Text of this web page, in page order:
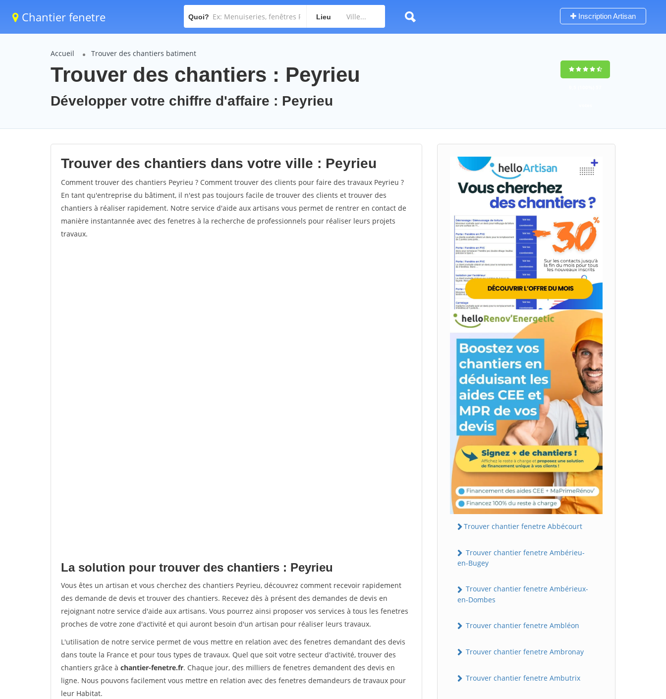
Chantier fenetre Quoi? Lieu Inscription Artisan
Accueil Trouver des chantiers batiment
Trouver des chantiers : Peyrieu
Développer votre chiffre d'affaire : Peyrieu
Trouver des chantiers dans votre ville : Peyrieu
Comment trouver des chantiers Peyrieu ? Comment trouver des clients pour faire des travaux Peyrieu ?
En tant qu'entreprise du bâtiment, il n'est pas toujours facile de trouver des clients et trouver des
chantiers à réaliser rapidement. Notre service d'aide aux artisans vous permet de rentrer en contact de
manière instantannée avec des fenetres à la recherche de professionnels pour réaliser leurs projets
travaux.
La solution pour trouver des chantiers : Peyrieu
Vous êtes un artisan et vous cherchez des chantiers Peyrieu, découvrez comment recevoir rapidement
des demande de devis et trouver des chantiers. Recevez dès à présent des demandes de devis en
rejoignant notre service d'aide aux artisans. Vous pourrez ainsi proposer vos services à tous les fenetres
proches de votre zone d'activité et qui auront besoin d'un artisan pour réaliser leurs travaux.
L'utilisation de notre service permet de vous mettre en relation avec des fenetres demandant des devis
dans toute la France et pour tous types de travaux. Quel que soit votre secteur d'activité, trouver des
chantiers grâce à chantier-fenetre.fr. Chaque jour, des milliers de fenetres demandent des devis en
ligne. Nous pouvons facilement vous mettre en relation avec des fenetres demandeurs de travaux pour
leur Habitat.
Trouver chantier fenetre Abbécourt
Trouver chantier fenetre Ambérieu-
en-Bugey
Trouver chantier fenetre Ambérieux-
en-Dombes
Trouver chantier fenetre Ambléon
Trouver chantier fenetre Ambronay
Trouver chantier fenetre Ambutrix